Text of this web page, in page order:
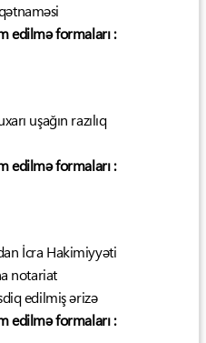
edilmə formaları :
uşağın razılıq
edilmə formaları :
İcra Hakimiyyəti
notariat
edilmiş ərizə
edilmə formaları :